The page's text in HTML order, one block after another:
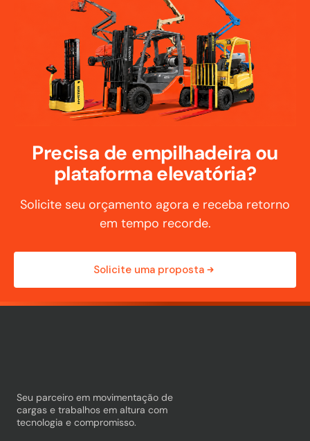
Precisa de empilhadeira ou
plataforma elevatória?
Solicite seu orçamento agora e receba retorno
em tempo recorde.
Solicite uma proposta
Seu parceiro em movimentação de
cargas e trabalhos em altura com
tecnologia e compromisso.